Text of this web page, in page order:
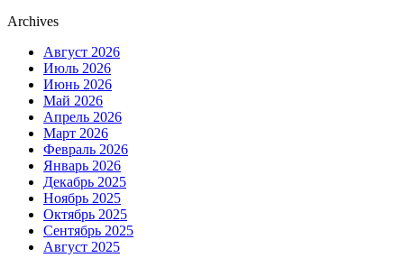
Archives
Август 2026
Июль 2026
Июнь 2026
Май 2026
Апрель 2026
Март 2026
Февраль 2026
Январь 2026
Декабрь 2025
Ноябрь 2025
Октябрь 2025
Сентябрь 2025
Август 2025